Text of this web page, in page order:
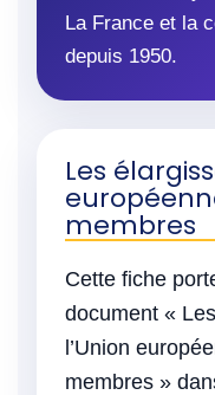
La France et la
depuis 1950.
Les
membres
Cette fiche
document «
l’Union
membres »